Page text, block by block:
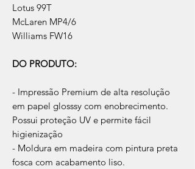
Lotus 99T
McLaren MP4/6
Williams FW16
DO PRODUTO:
- Impressão Premium de alta resolução
em papel glosssy com enobrecimento.
Possui proteção UV e permite fácil
higienização
- Moldura em madeira com pintura preta
fosca com acabamento liso.